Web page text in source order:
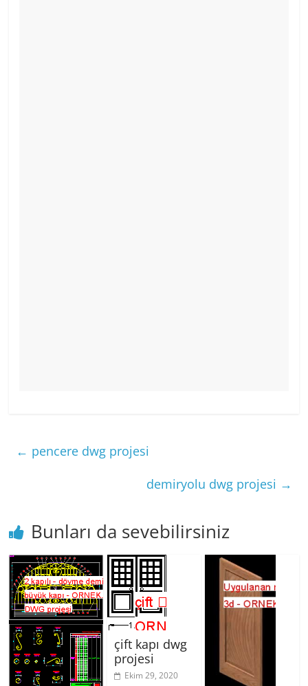
← pencere dwg projesi
demiryolu dwg projesi →
Bunları da sevebilirsiniz
çift ​​kapı dwg
projesi
Ekim 29, 2020